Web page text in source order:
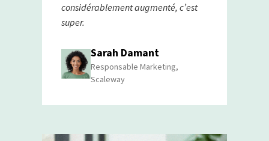
considérablement augmenté, c’est
super.
Sarah Damant
Responsable Marketing,
Scaleway